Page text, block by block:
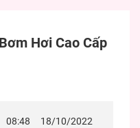
Hơi Cao Cấp
08:48 18/10/2022